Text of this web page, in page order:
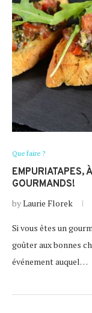
Que faire ?
EMPURIATAPES,
GOURMANDS!
byLaurie Florek
Si vous êtes un
goûter aux bonnes
événement auquel…